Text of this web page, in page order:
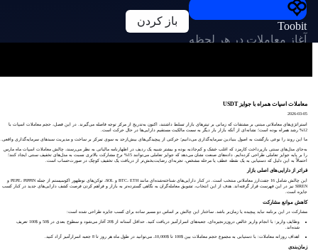
Toobit
آغاز معاملات در هر لحظه
باز کردن
معاملات اسپات همراه با جوایز USDT
2026-03-05
استراتژی‌های معاملاتی مبتنی بر مشتقات که زمانی بر تیترهای بازار تسلط داشتند، اکنون به‌تدریج از مرکز توجه فاصله می‌گیرند. در این فصل، حجم معاملات اسپات با
12% رشد همراه بوده است؛ نشانه‌ای از آنکه بازار بار دیگر به سمت مالکیت مستقیم دارایی‌ها در حال حرکت است.
ما این روند را نوعی بازگشت به اصول بنیادین سرمایه‌گذاری می‌دانیم؛ حرکتی از پیچیدگی‌های بیش‌ازحد به سوی تمرکز بر ساخت و مدیریت سبدهای سرمایه‌گذاری واقعی.
به‌جای مدل‌های سنتی بازپرداخت کارمزد که اغلب خشک و کم‌جاذبه بوده و بیشتر شبیه یک ردیف در اظهارنامه مالیاتی به نظر می‌رسند، چالش معاملات اسپات ماه مارس
را بر پایه جوایز تعاملی طراحی کرده‌ایم. داده‌های صنعت نشان می‌دهد که جوایز تعاملی می‌توانند 15% نرخ مشارکت بالاتری نسبت به مدل‌های تخفیف سنتی ایجاد کنند؛
احتمالاً به این دلیل که دستیابی به یک نقطه عطف یا مرحله مشخص، تجربه‌ای رضایت‌بخش‌تر از دریافت یک تخفیف کوچک در صورت‌حساب است.
فراتر از دارایی‌های اصلی بازار
این چالش شامل 16 جفت‌ارز معاملاتی منتخب است. در کنار دارایی‌های شناخته‌شده‌ای مانند BTC، ETH و SOL، توکن‌های نوظهور اکوسیستم از جمله PEPE، PIPPIN و
SIREN نیز در این فهرست قرار گرفته‌اند. هدف از این انتخاب، تشویق معامله‌گران به نگاهی گسترده‌تر به بازار و فراهم کردن فرصت کشف دارایی‌های جدید در کنار کسب
جایزه است.
کاهش موانع مشارکت
مشارکت در این برنامه نباید پیچیده یا زمان‌بر باشد. ساختار این چالش بر اساس دو مسیر ساده برای کسب جایزه طراحی شده است:
وظایف واریز: با انجام واریز خالص درون‌زنجیره‌ای، جعبه‌های اسرارآمیز دریافت کنید. حداقل آستانه از $20 آغاز می‌شود و سطوح بعدی در $50 و $100 تعریف
شده‌اند.
اهداف روزانه معاملات: با دستیابی به مجموع حجم معاملات بین $100 تا $10,000، می‌توانید در طول ماه هر روز تا 8 جعبه اسرارآمیز آزاد کنید.
زمان‌بندی